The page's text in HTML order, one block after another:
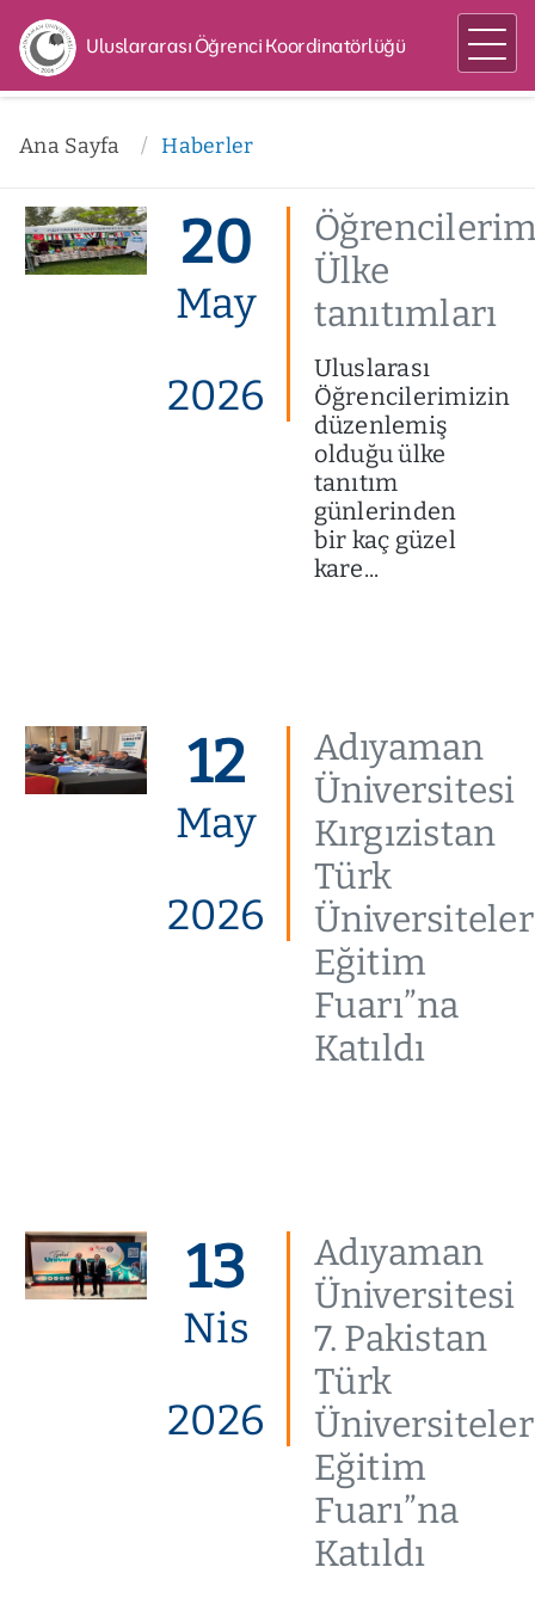
Uluslararası Öğrenci Koordinatörlüğü
Ana Sayfa Haberler
20
May
2026
Ülke
tanıtımları
Uluslarası
Öğrencilerimizin
düzenlemiş
olduğu ülke
tanıtım
günlerinden
bir kaç güzel
kare...
12
May
2026
Adıyaman
Üniversitesi
Kırgızistan
Türk
Eğitim
Fuarı”na
Katıldı
13
Nis
2026
Adıyaman
Üniversitesi
7. Pakistan
Türk
Eğitim
Fuarı”na
Katıldı